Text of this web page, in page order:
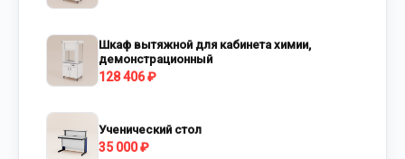
Шкаф вытяжной для кабинета химии,
демонстрационный
128 406 ₽
Ученический стол
35 000 ₽